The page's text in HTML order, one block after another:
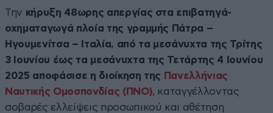
Την κήρυξη 48ωρης απεργίας στα επιβατηγά-
οχηματαγωγά πλοία της γραμμής Πάτρα –
Ηγουμενίτσα – Ιταλία, από τα μεσάνυχτα της Τρίτης
3 Ιουνίου έως τα μεσάνυχτα της Τετάρτης 4 Ιουνίου
2025 αποφάσισε η διοίκηση της Πανελλήνιας
Ναυτικής Ομοσπονδίας (ΠΝΟ), καταγγέλλοντας
σοβαρές ελλείψεις προσωπικού και αθέτηση